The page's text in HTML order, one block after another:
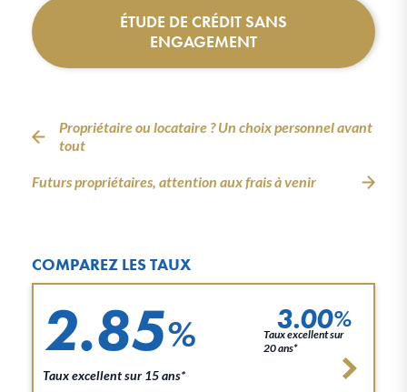
ÉTUDE DE CRÉDIT SANS
ENGAGEMENT
Propriétaire ou locataire ? Un choix personnel avant
tout
Futurs propriétaires, attention aux frais à venir
COMPAREZ LES TAUX
2.85%
Taux excellent sur 15 ans*
3.00%
Taux excellent sur
20 ans*